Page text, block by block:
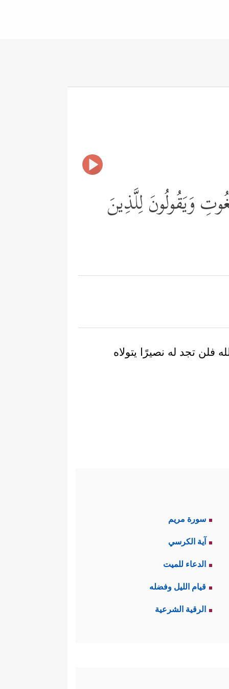
وَیَقُولُونَ لِلَّذِینَ
فلن تجد له نصيرًا يتولاه
سورة مريم
آية الكرسي
الدعاء للميت
قيام الليل وفضله
الرقية الشرعية